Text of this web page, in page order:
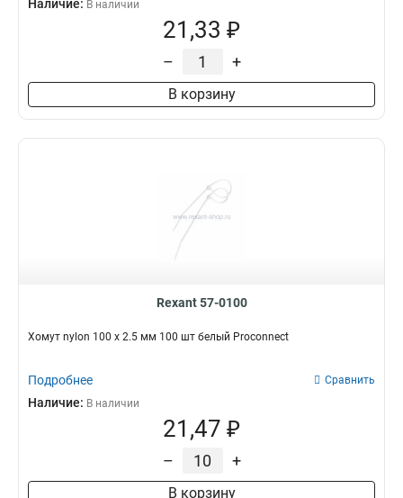
Наличие: В наличии
21,33 ₽
– +
В корзину
Rexant 57-0100
Хомут nylon 100 х 2.5 мм 100 шт белый Proconnect
Подробнее Сравнить
Наличие: В наличии
21,47 ₽
– +
В корзину